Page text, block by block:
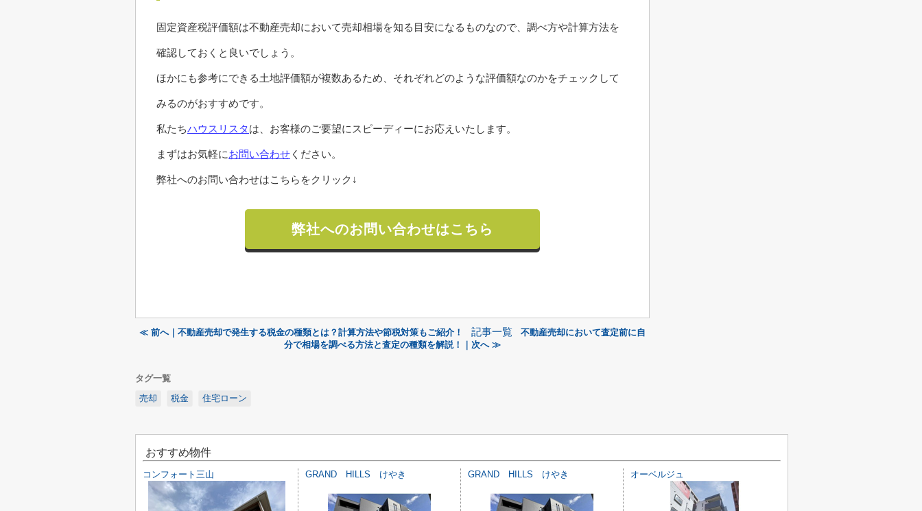
固定資産税評価額は不動産売却において売却相場を知る目安になるものなので、調べ方や計算方法を
確認しておくと良いでしょう。
ほかにも参考にできる土地評価額が複数あるため、それぞれどのような評価額なのかをチェックして
みるのがおすすめです。
私たちハウスリスタは、お客様のご要望にスピーディーにお応えいたします。
まずはお気軽にお問い合わせ ください。
弊社へのお問い合わせはこちらをクリック↓
弊社へのお問い合わせはこちら
≪ 前へ｜不動産売却で発生する税金の種類とは？計算方法や節税対策もご紹介！ 記事一覧
不動産売却において査定前に自
分で相場を調べる方法と査定の種類を解説！｜次へ ≫
タグ一覧
売却
税金 住宅ローン
おすすめ物件
コンフォート三山 GRAND HILLS けやき GRAND HILLS けやき オーベルジュ